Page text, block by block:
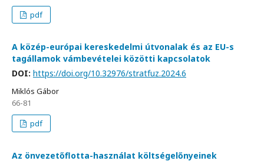
pdf
A közép-európai kereskedelmi útvonalak és az EU-s
tagállamok vámbevételei közötti kapcsolatok
DOI: https://doi.org/10.32976/stratfuz.2024.6
Miklós Gábor
66-81
pdf
Az önvezetőflotta-használat költségelőnyeinek